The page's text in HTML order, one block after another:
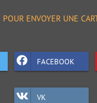
ENVOYER UNE
FACEBOOK
VK